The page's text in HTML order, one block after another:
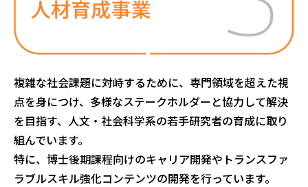
複雑な社会課題に対峙するために、専門領域を超えた視
点を身につけ、多様なステークホルダーと協力して解決
を目指す、人文・社会科学系の若手研究者の育成に取り
組んでいます。
特に、博士後期課程向けのキャリア開発やトランスファ
ラブルスキル強化コンテンツの開発を行っています。